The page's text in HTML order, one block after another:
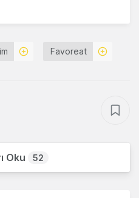
Favoreat
Oku 52